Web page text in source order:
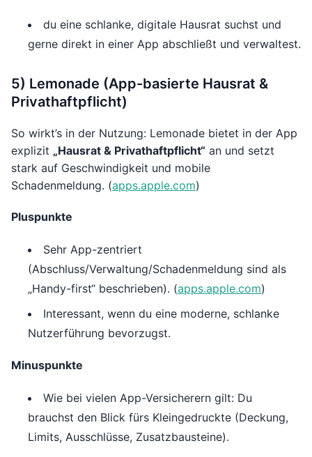
du eine schlanke, digitale Hausrat suchst und
gerne direkt in einer App abschließt und verwaltest.
5) Lemonade (App-basierte Hausrat &
Privathaftpflicht)
So wirkt’s in der Nutzung: Lemonade bietet in der App
explizit „Hausrat & Privathaftpflicht“ an und setzt
stark auf Geschwindigkeit und mobile
Schadenmeldung. (apps.apple.com)
Pluspunkte
Sehr App-zentriert
(Abschluss/Verwaltung/Schadenmeldung sind als
„Handy-first“ beschrieben). (apps.apple.com)
Interessant, wenn du eine moderne, schlanke
Nutzerführung bevorzugst.
Minuspunkte
Wie bei vielen App-Versicherern gilt: Du
brauchst den Blick fürs Kleingedruckte (Deckung,
Limits, Ausschlüsse, Zusatzbausteine).